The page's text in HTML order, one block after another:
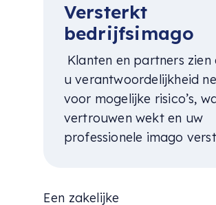
Versterkt
bedrijfsimago
Klanten en partners zien
u verantwoordelijkheid
voor mogelijke risico’s,
vertrouwen wekt en uw
professionele imago
Een zakelijke